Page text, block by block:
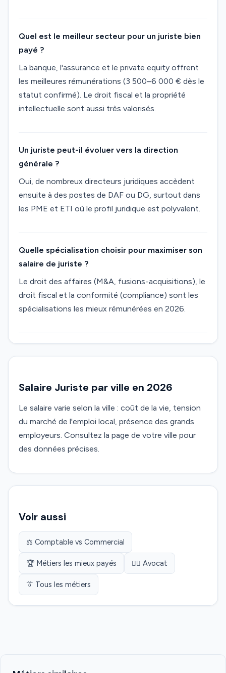
Quel est le meilleur secteur pour un juriste bien
payé ?
La banque, l'assurance et le private equity offrent
les meilleures rémunérations (3 500–6 000 € dès le
statut confirmé). Le droit fiscal et la propriété
intellectuelle sont aussi très valorisés.
Un juriste peut-il évoluer vers la direction
générale ?
Oui, de nombreux directeurs juridiques accèdent
ensuite à des postes de DAF ou DG, surtout dans
les PME et ETI où le profil juridique est polyvalent.
Quelle spécialisation choisir pour maximiser son
salaire de juriste ?
Le droit des affaires (M&A, fusions-acquisitions), le
droit fiscal et la conformité (compliance) sont les
spécialisations les mieux rémunérées en 2026.
Salaire Juriste par ville en 2026
Le salaire varie selon la ville : coût de la vie, tension
du marché de l'emploi local, présence des grands
employeurs. Consultez la page de votre ville pour
des données précises.
Voir aussi
⚖️ Comptable vs Commercial
🏆 Métiers les mieux payés 👨‍⚖️ Avocat
👔 Tous les métiers